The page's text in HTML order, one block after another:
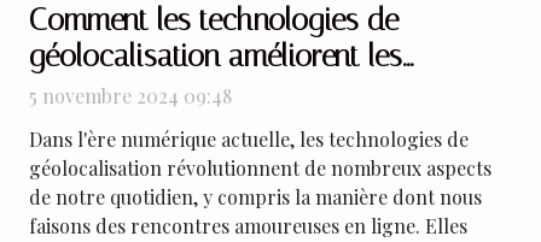
Comment les technologies de
géolocalisation améliorent les
rencontres en ligne
5 novembre 2024 09:48
Dans l'ère numérique actuelle, les technologies de
géolocalisation révolutionnent de nombreux aspects
de notre quotidien, y compris la manière dont nous
faisons des rencontres amoureuses en ligne. Elles